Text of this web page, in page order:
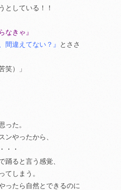
としている！！
なきゃ』
間違えてない？』
とささ
笑）」
った。
ンやったから、
・・
踊ると言う感覚、
てしまう。
ったら自然とできるのに